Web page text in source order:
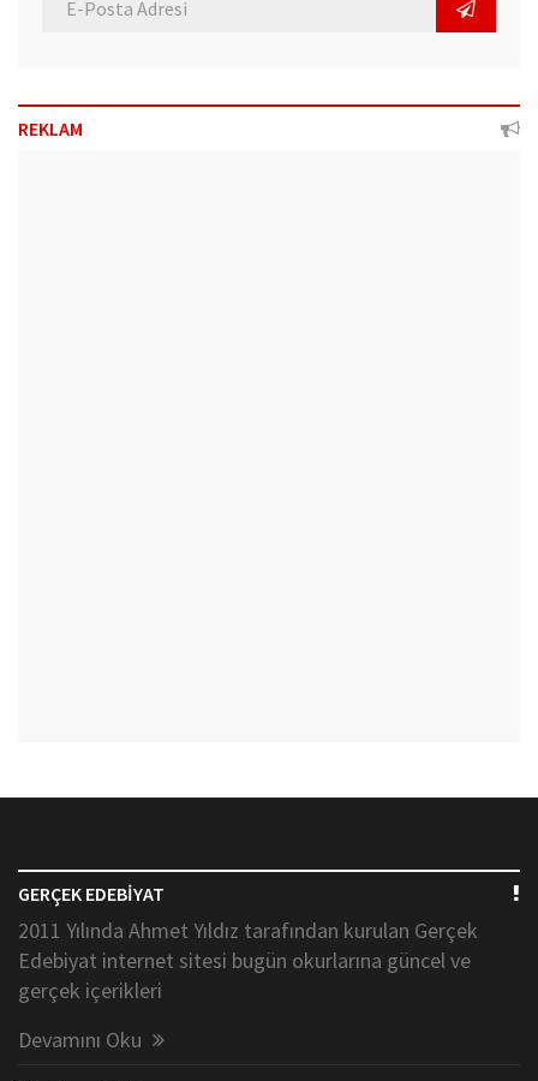
REKLAM
GERÇEK EDEBİYAT
2011 Yılında Ahmet Yıldız tarafından kurulan Gerçek
Edebiyat internet sitesi bugün okurlarına güncel ve
gerçek içerikleri
Devamını Oku